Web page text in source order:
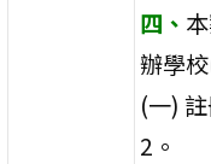
四、
辦學
(一)
2。